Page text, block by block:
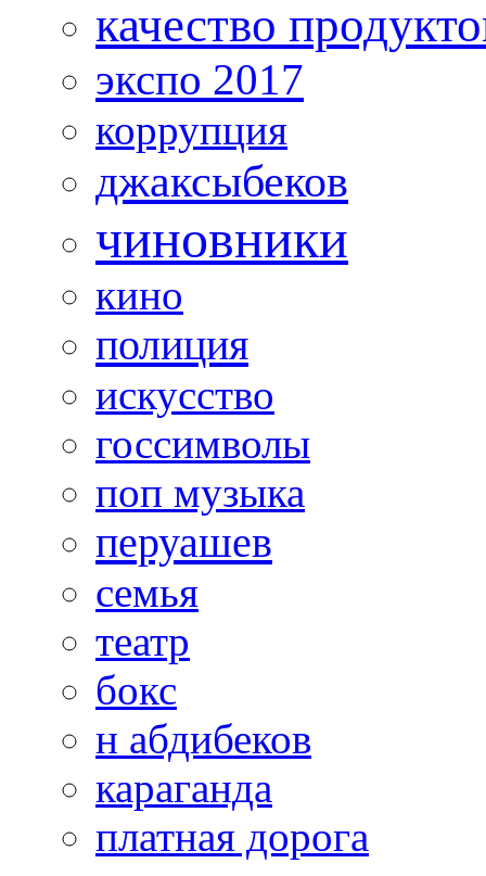
качество
экспо 2017
коррупция
джаксыбеков
чиновники
кино
полиция
искусство
госсимволы
поп музыка
перуашев
семья
театр
бокс
н абдибеков
караганда
платная дорога